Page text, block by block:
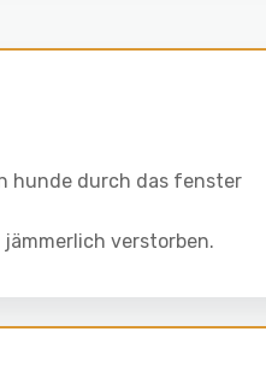
hunde durch das fenster
verstorben.